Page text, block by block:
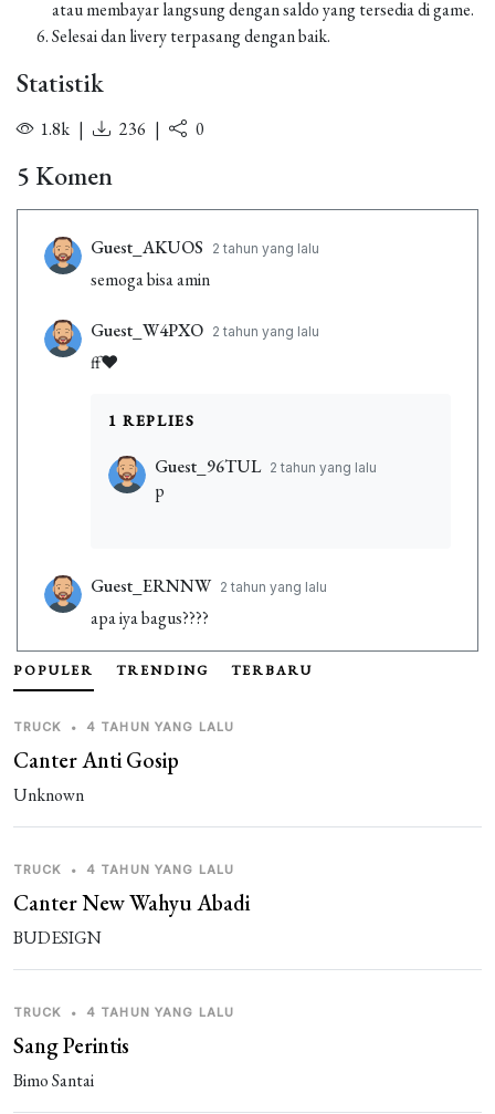
atau membayar langsung dengan saldo yang tersedia di game.
Selesai dan livery terpasang dengan baik.
Statistik
1.8k | 236 | 0
5 Komen
Guest_AKUOS 2 tahun yang lalu
semoga bisa amin
Guest_W4PXO 2 tahun yang lalu
ff❤️
1 REPLIES
Guest_96TUL 2 tahun yang lalu
p
Guest_ERNNW 2 tahun yang lalu
apa iya bagus????
Guest_ZCCBW 3 tahun yang lalu
Guest_BXZIU
POPULER TRENDING TERBARU
TRUCK • 4 TAHUN YANG LALU
Canter Anti Gosip
Unknown
TRUCK • 4 TAHUN YANG LALU
Canter New Wahyu Abadi
BUDESIGN
TRUCK • 4 TAHUN YANG LALU
Sang Perintis
Bimo Santai